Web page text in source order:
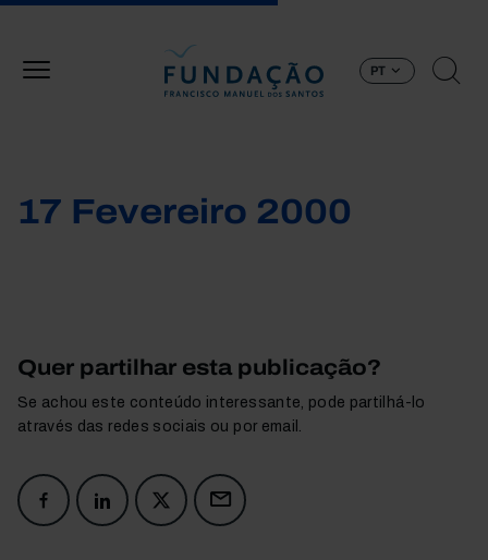
PT
17 Fevereiro 2000
Quer partilhar esta publicação?
Se achou este conteúdo interessante, pode partilhá-lo
através das redes sociais ou por email.